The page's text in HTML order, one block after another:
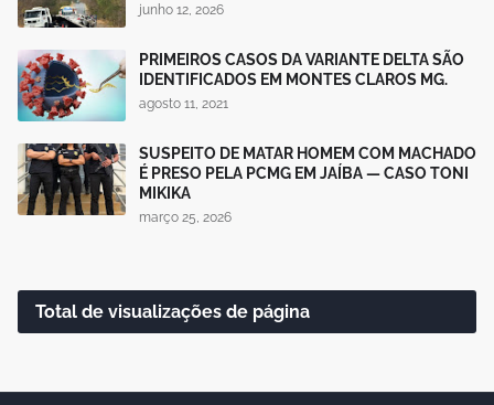
junho 12, 2026
PRIMEIROS CASOS DA VARIANTE DELTA SÃO
IDENTIFICADOS EM MONTES CLAROS MG.
agosto 11, 2021
SUSPEITO DE MATAR HOMEM COM MACHADO
É PRESO PELA PCMG EM JAÍBA — CASO TONI
MIKIKA
março 25, 2026
Total de visualizações de página